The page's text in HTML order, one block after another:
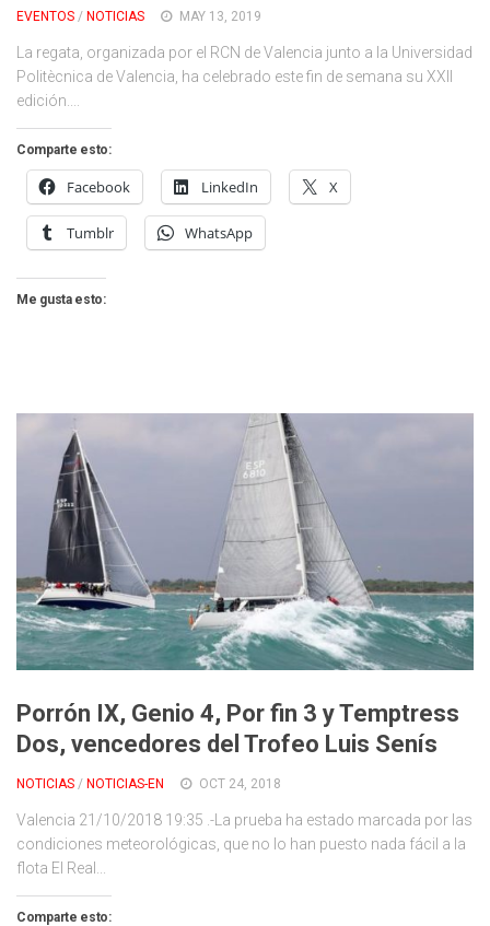
EVENTOS / NOTICIAS MAY 13, 2019
La regata, organizada por el RCN de Valencia junto a la Universidad
Politècnica de Valencia, ha celebrado este fin de semana su XXII
edición....
Comparte esto:
Facebook LinkedIn X
Tumblr WhatsApp
Me gusta esto:
Porrón IX, Genio 4, Por fin 3 y Temptress
Dos, vencedores del Trofeo Luis Senís
NOTICIAS / NOTICIAS-EN OCT 24, 2018
Valencia 21/10/2018 19:35 .-La prueba ha estado marcada por las
condiciones meteorológicas, que no lo han puesto nada fácil a la
flota El Real...
Comparte esto: